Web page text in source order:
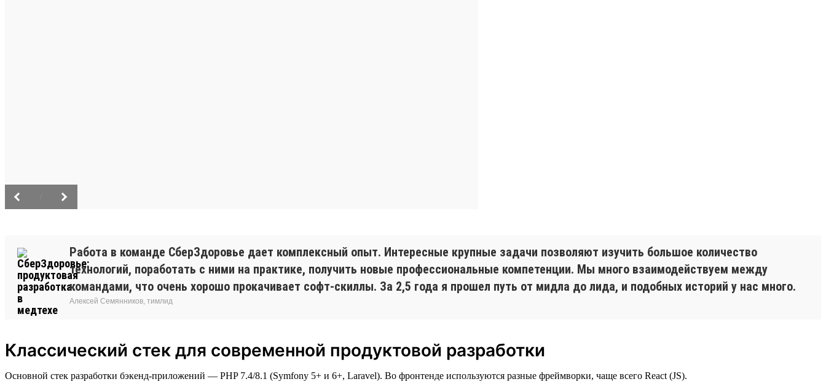
Работа в команде СберЗдоровье дает комплексный опыт. Интересные крупные задачи позволяют изучить большое количество
технологий, поработать с ними на практике, получить новые профессиональные компетенции. Мы много взаимодействуем между
командами, что очень хорошо прокачивает софт-скиллы. За 2,5 года я прошел путь от мидла до лида, и подобных историй у нас много.
Алексей Семянников, тимлид
Классический стек для современной продуктовой разработки
Основной стек разработки бэкенд-приложений — PHP 7.4/8.1 (Symfony 5+ и 6+, Laravel). Во фронтенде используются разные фреймворки, чаще всего React (JS).